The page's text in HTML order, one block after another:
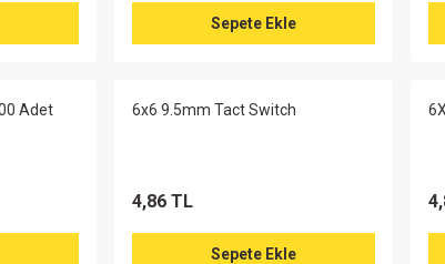
Sepete Ekle
Adet 6x6 9.5mm Tact Switch
4,86 TL
Sepete Ekle